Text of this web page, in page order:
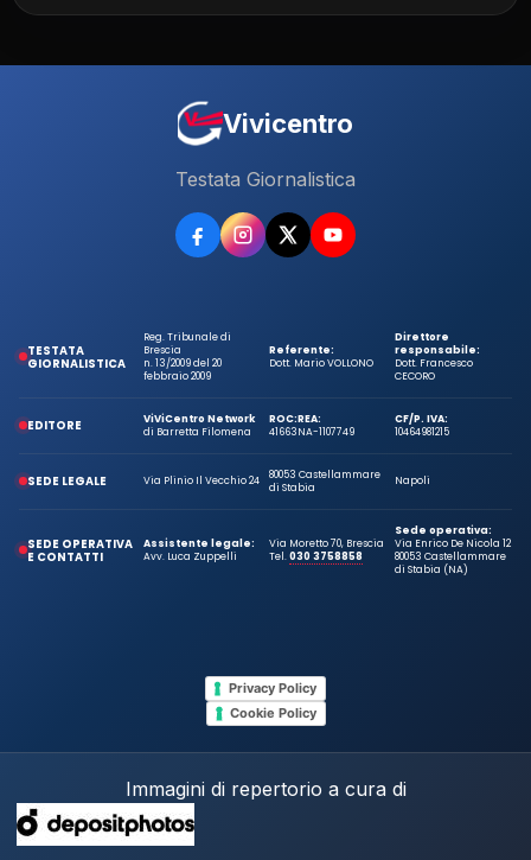
Vivicentro
Testata Giornalistica
TESTATA
GIORNALISTICA
Reg. Tribunale di
Brescia
n. 13/2009 del 20
febbraio 2009
Referente:
Dott. Mario VOLLONO
Direttore
responsabile:
Dott. Francesco
CECORO
EDITORE
ViViCentro Network
di Barretta Filomena
ROC:
41663
REA:
NA-1107749
CF/P. IVA:
10464981215
SEDE LEGALE Via Plinio Il Vecchio 24
80053 Castellammare
di Stabia
Napoli
SEDE OPERATIVA
E CONTATTI
Assistente legale:
Avv. Luca Zuppelli
Via Moretto 70, Brescia
Tel.030 3758858
Sede operativa:
Via Enrico De Nicola 12
80053 Castellammare
di Stabia (NA)
Privacy Policy
Cookie Policy
Immagini di repertorio a cura di